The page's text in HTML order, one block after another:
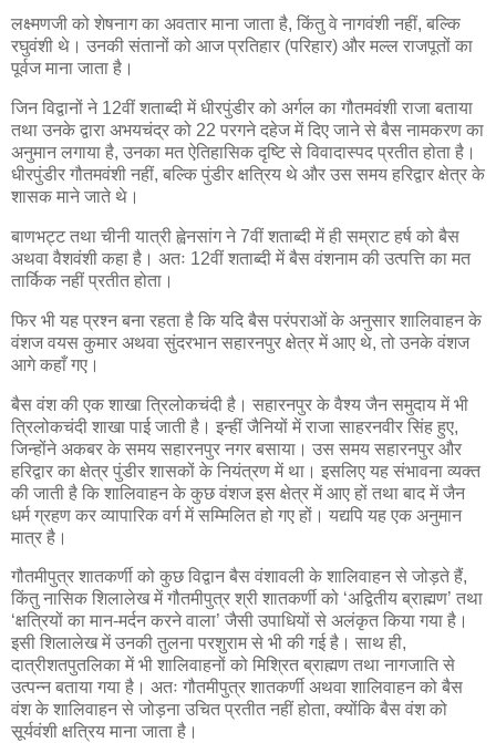
लक्ष्मणजी को शेषनाग का अवतार माना जाता है, किंतु वे नागवंशी नहीं, बल्कि
रघुवंशी थे। उनकी संतानों को आज प्रतिहार (परिहार) और मल्ल राजपूतों का
पूर्वज माना जाता है।
जिन विद्वानों ने 12वीं शताब्दी में धीरपुंडीर को अर्गल का गौतमवंशी राजा बताया
तथा उनके द्वारा अभयचंद्र को 22 परगने दहेज में दिए जाने से बैस नामकरण का
अनुमान लगाया है, उनका मत ऐतिहासिक दृष्टि से विवादास्पद प्रतीत होता है।
धीरपुंडीर गौतमवंशी नहीं, बल्कि पुंडीर क्षत्रिय थे और उस समय हरिद्वार क्षेत्र के
शासक माने जाते थे।
बाणभट्ट तथा चीनी यात्री ह्वेनसांग ने 7वीं शताब्दी में ही सम्राट हर्ष को बैस
अथवा वैशवंशी कहा है। अतः 12वीं शताब्दी में बैस वंशनाम की उत्पत्ति का मत
तार्किक नहीं प्रतीत होता।
फिर भी यह प्रश्न बना रहता है कि यदि बैस परंपराओं के अनुसार शालिवाहन के
वंशज वयस कुमार अथवा सुंदरभान सहारनपुर क्षेत्र में आए थे, तो उनके वंशज
आगे कहाँ गए।
बैस वंश की एक शाखा त्रिलोकचंदी है। सहारनपुर के वैश्य जैन समुदाय में भी
त्रिलोकचंदी शाखा पाई जाती है। इन्हीं जैनियों में राजा साहरनवीर सिंह हुए,
जिन्होंने अकबर के समय सहारनपुर नगर बसाया। उस समय सहारनपुर और
हरिद्वार का क्षेत्र पुंडीर शासकों के नियंत्रण में था। इसलिए यह संभावना व्यक्त
की जाती है कि शालिवाहन के कुछ वंशज इस क्षेत्र में आए हों तथा बाद में जैन
धर्म ग्रहण कर व्यापारिक वर्ग में सम्मिलित हो गए हों। यद्यपि यह एक अनुमान
मात्र है।
गौतमीपुत्र शातकर्णी को कुछ विद्वान बैस वंशावली के शालिवाहन से जोड़ते हैं,
किंतु नासिक शिलालेख में गौतमीपुत्र श्री शातकर्णी को ‘अद्वितीय ब्राह्मण’ तथा
‘क्षत्रियों का मान-मर्दन करने वाला’ जैसी उपाधियों से अलंकृत किया गया है।
इसी शिलालेख में उनकी तुलना परशुराम से भी की गई है। साथ ही,
दात्रीशतपुतलिका में भी शालिवाहनों को मिश्रित ब्राह्मण तथा नागजाति से
उत्पन्न बताया गया है। अतः गौतमीपुत्र शातकर्णी अथवा शालिवाहन को बैस
वंश के शालिवाहन से जोड़ना उचित प्रतीत नहीं होता, क्योंकि बैस वंश को
सूर्यवंशी क्षत्रिय माना जाता है।